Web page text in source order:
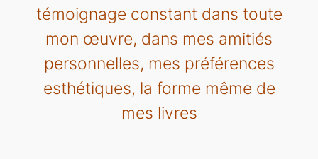
témoignage constant dans toute
mon œuvre, dans mes amitiés
personnelles, mes préférences
esthétiques, la forme même de
mes livres